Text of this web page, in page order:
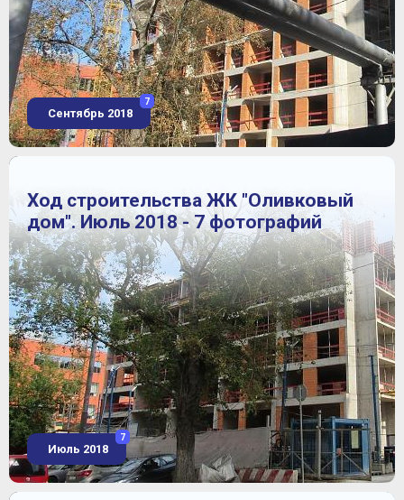
Сентябрь 2018
7
Ход строительства ЖК "Оливковый
дом". Июль 2018 - 7 фотографий
Июль 2018
7